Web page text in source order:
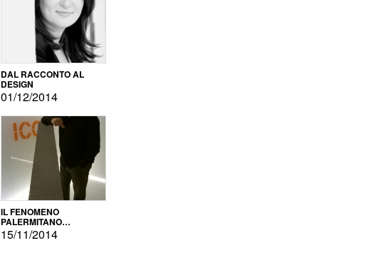
DAL RACCONTO AL
DESIGN
01/12/2014
IL FENOMENO
PALERMITANO
DELL'AUTOPRODUZIONE
15/11/2014